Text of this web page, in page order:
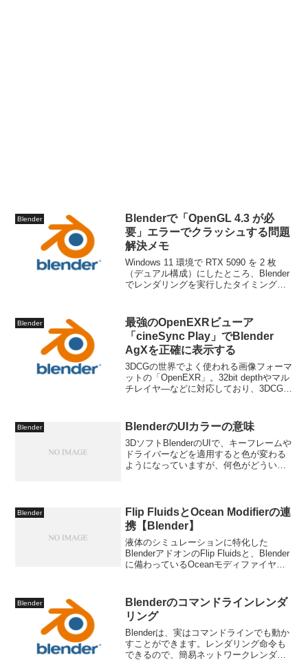
Blender
Blenderで「OpenGL 4.3 が必
要」エラーでクラッシュする問題
解決メモ
Windows 11 環境で RTX 5090 を 2 枚
（デュアル構成）にしたところ、Blender
でレンダリングを実行したタイミングで
Blender
最強のOpenEXRビューア
「cineSync Play」でBlender
AgXを正確に表示する
3DCGの世界でよく使われる画像フォーマ
ットの「OpenEXR」。32bit depthやマル
チレイヤ―などに対応しており、3DCGレ
れらを表示・再生するのは一苦労で、...
Blender BlenderのUIカラーの意味
3DソフトBlenderのUIで、キーフレームや
ドライバーなどを適用すると色が変わる
ようになっていますが、何色がどういう
メ...
Blender
Flip FluidsとOcean Modifierの連
携【Blender】
液体のシミュレーションに特化した
BlenderアドオンのFlip Fluidsと、Blender
に備わっているOceanモディファイヤで
で、雑ですが許してください。（現...
Blender
Blenderのコマンドラインレンダ
リング
Blenderは、実はコマンドラインでも動か
すことができます。レンダリング命令も
できるので、簡易ネットワークレンダリ